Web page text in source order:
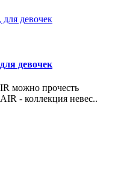
девочек
можно прочесть
- коллекция невес..